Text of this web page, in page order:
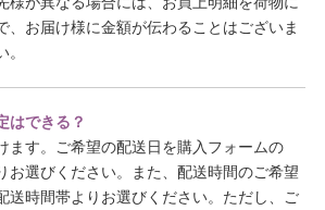
、お届け様に金額が伝わることはございま
はできる？
ます。ご希望の配送日を購入フォームの
お選びください。また、配送時間のご希望
送時間帯よりお選びください。ただし、ご